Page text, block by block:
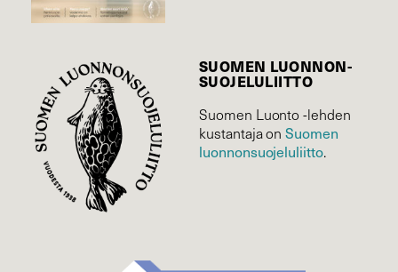
SUOMEN LUONNON­
SUOJELU­LIITTO
Suomen Luonto -lehden
kustantaja onSuomen
luonnonsuojelu­liitto.